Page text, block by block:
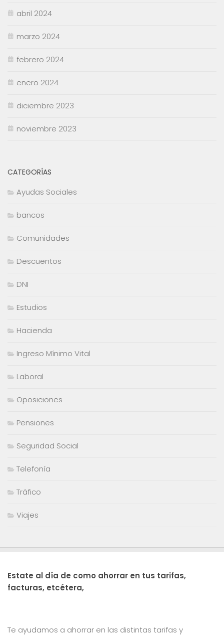
abril 2024
marzo 2024
febrero 2024
enero 2024
diciembre 2023
noviembre 2023
CATEGORÍAS
Ayudas Sociales
bancos
Comunidades
Descuentos
DNI
Estudios
Hacienda
Ingreso Mínimo Vital
Laboral
Oposiciones
Pensiones
Seguridad Social
Telefonía
Tráfico
Viajes
Estate al día de como ahorrar en tus tarifas,
facturas, etcétera,
Te ayudamos a ahorrar en las distintas tarifas y